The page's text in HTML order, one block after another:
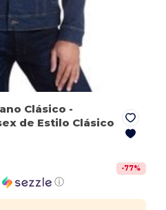
Clásico -
de Estilo Clásico
-77%
ⓘ